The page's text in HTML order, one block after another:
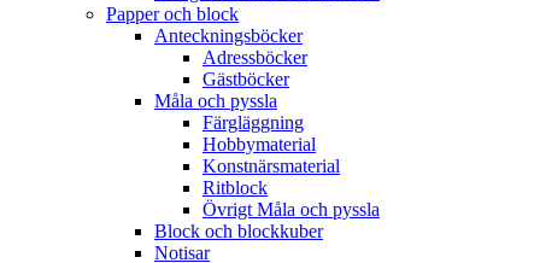
Papper och block
Anteckningsböcker
Adressböcker
Gästböcker
Måla och pyssla
Färgläggning
Hobbymaterial
Konstnärsmaterial
Ritblock
Övrigt Måla och pyssla
Block och blockkuber
Notisar